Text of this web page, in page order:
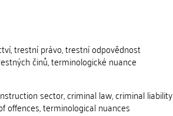
trestní právo, trestní odpovědnost
činů, terminologické nuance
sector, criminal law, criminal liability
offences, terminological nuances